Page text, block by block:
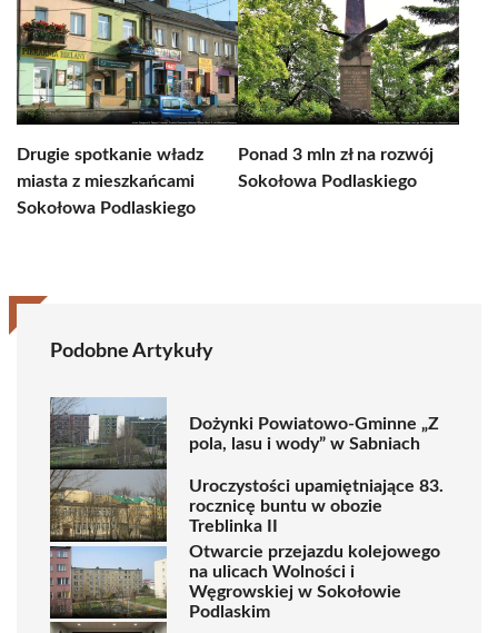
Drugie spotkanie władz
miasta z mieszkańcami
Sokołowa Podlaskiego
Ponad 3 mln zł na rozwój
Sokołowa Podlaskiego
Podobne Artykuły
Dożynki Powiatowo-Gminne „Z
pola, lasu i wody” w Sabniach
Uroczystości upamiętniające 83.
rocznicę buntu w obozie
Treblinka II
Otwarcie przejazdu kolejowego
na ulicach Wolności i
Węgrowskiej w Sokołowie
Podlaskim